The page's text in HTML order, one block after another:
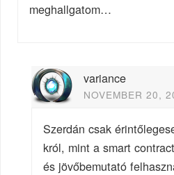
meghallgatom…
variance
NOVEMBER 20,
Szerdán csak
król, mint a smart
és jövőbemutató